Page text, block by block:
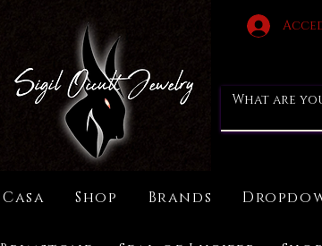
Casa Shop Brands